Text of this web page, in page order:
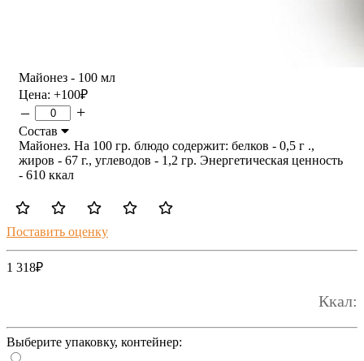
Майонез - 100 мл
Цена: +100₽
– +
Состав
Майонез. На 100 гр. блюдо содержит: белков - 0,5 г .,
жиров - 67 г., углеводов - 1,2 гр. Энергетическая ценность
- 610 ккал
Поставить оценку
1 318₽
Ккал:
Выберите упаковку, контейнер: